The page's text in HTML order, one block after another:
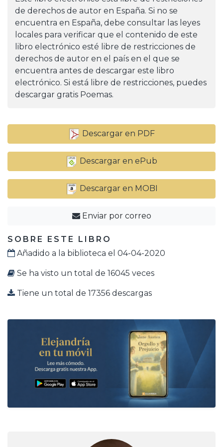
de derechos de autor en España. Si no se
encuentra en España, debe consultar las leyes
locales para verificar que el contenido de este
libro electrónico esté libre de restricciones de
derechos de autor en el país en el que se
encuentra antes de descargar este libro
electrónico. Si está libre de restricciones, puedes
descargar gratis Poemas.
Descargar en PDF
Descargar en ePub
Descargar en MOBI
Enviar por correo
SOBRE ESTE LIBRO
Añadido a la biblioteca el 04-04-2020
Se ha visto un total de 16045 veces
Tiene un total de 17356 descargas